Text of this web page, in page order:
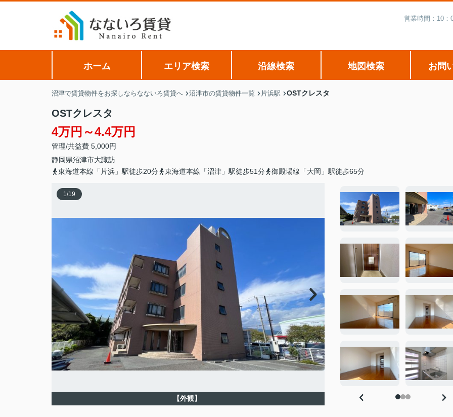
営業時間：10
ホーム エリア検索 沿線検索 地図検索 お問
沼津で賃貸物件をお探しならなないろ賃貸へ 沼津市の賃貸物件一覧 片浜駅 OSTクレスタ
OSTクレスタ
4万円～4.4万円
管理/共益費 5,000円
静岡県沼津市大諏訪
東海道本線「片浜」駅徒歩20分
東海道本線「沼津」駅徒歩51分 御殿場線「大岡」駅徒歩65分
1/19
【外観】